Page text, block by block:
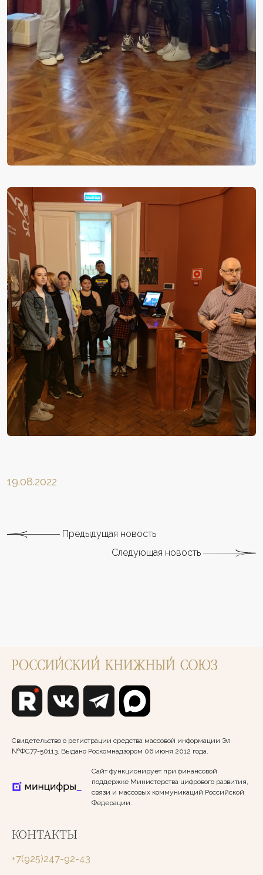
19.08.2022
Предыдущая новость
Следующая новость
Свидетельство о регистрации средства массовой информации Эл
№ФС77-50113. Выдано Роскомнадзором 06 июня 2012 года.
Сайт функционирует при финансовой
поддержке Министерства цифрового развития,
связи и массовых коммуникаций Российской
Федерации.
КОНТАКТЫ
+7(925)247-92-43